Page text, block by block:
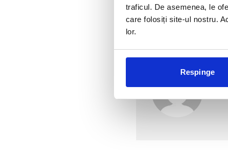
traficul. De asemenea, le
care folosiți site-ul nostru.
lor.
Respinge
DOVE FILIP RISTOVSKI